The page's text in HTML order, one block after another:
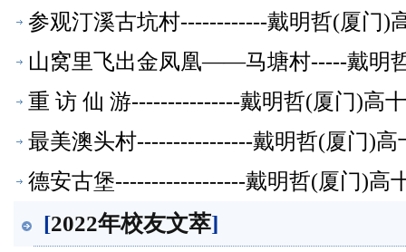
参观汀溪古坑村------------戴明哲(厦门)
山窝里飞出金凤凰——马塘村-----戴明
重 访 仙 游---------------戴明哲(厦门)高
最美澳头村----------------戴明哲(厦门)
德安古堡------------------戴明哲(厦门)高
[2022年校友文萃]